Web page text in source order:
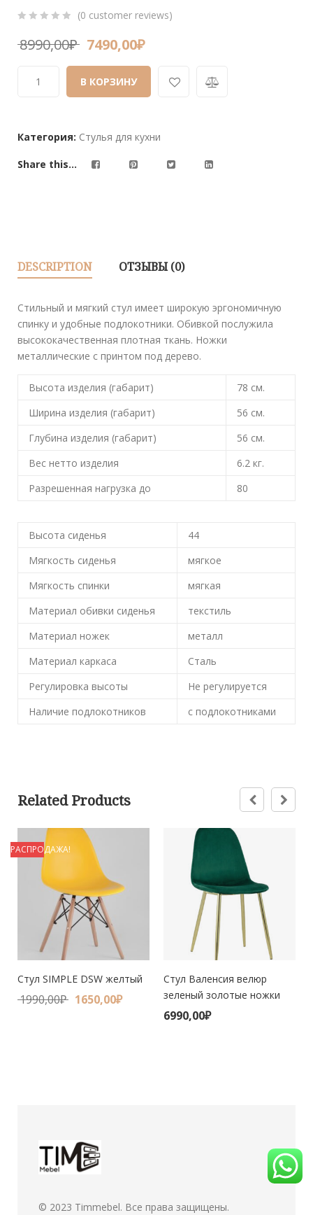
out
based
ratings
(0 customer reviews)
8990,00₽ 7490,00₽
В КОРЗИНУ
Категория: Стулья для кухни
Share this...
DESCRIPTION ОТЗЫВЫ (0)
Стильный и мягкий стул имеет широкую эргономичную
спинку и удобные подлокотники. Обивкой послужила
высококачественная плотная ткань. Ножки
металлические с принтом под дерево.
Высота изделия (габарит) 78 см.
Ширина изделия (габарит)
56 см.
Глубина изделия (габарит)
56 см.
Вес нетто изделия
6.2 кг.
Разрешенная нагрузка до
80
Высота сиденья
44
Мягкость сиденья
мягкое
Мягкость спинки
мягкая
Материал обивки сиденья
текстиль
Материал ножек
металл
Материал каркаса
Сталь
Регулировка высоты
Не регулируется
Наличие подлокотников
с подлокотниками
Related Products
РАСПРОДАЖА!
Стул SIMPLE DSW желтый
1990,00₽ 1650,00₽
Стул Валенсия велюр
зеленый золотые ножки
6990,00₽
© 2023 Timmebel. Все права защищены.